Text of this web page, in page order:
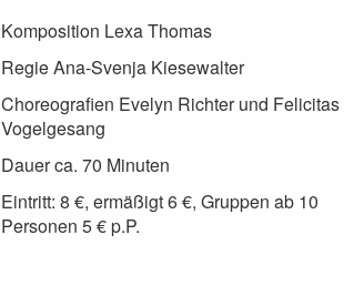
Komposition Lexa Thomas
Regie Ana-Svenja Kiesewalter
Choreografien Evelyn Richter und Felicitas
Vogelgesang
Dauer ca. 70 Minuten
Eintritt: 8 €, ermäßigt 6 €, Gruppen ab 10
Personen 5 € p.P.